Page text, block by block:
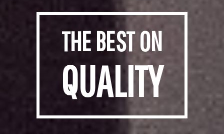
THE BEST ON
QUALITY